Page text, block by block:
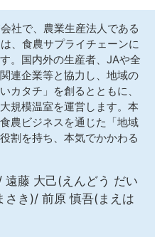
マップ
社で、農業生産法人である
、食農サプライチェーンに
。国内外の生産者、JAや全
連企業等と協力し、地域の
カタチ」を創るとともに、
規模温室を運営します。本
農ビジネスを通じた「地域
割を持ち、本気でかかわる
藤 大己(えんどう だい
さき)/ 前原 慎吾(まえは